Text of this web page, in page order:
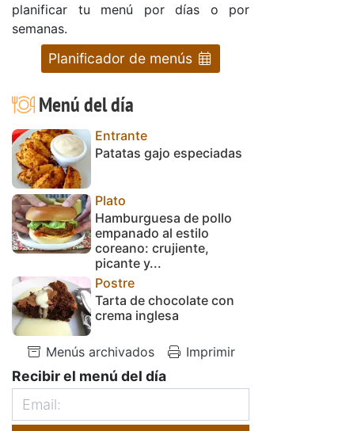
planificar tu menú por días o por
semanas.
Planificador de menús
Menú del día
Entrante
Patatas gajo especiadas
Plato
Hamburguesa de pollo
empanado al estilo
coreano: crujiente,
picante y...
Postre
Tarta de chocolate con
crema inglesa
Menús archivados Imprimir
Recibir el menú del día